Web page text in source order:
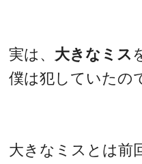
実は、 大きなミス
僕は犯していたの
大きなミスとは前